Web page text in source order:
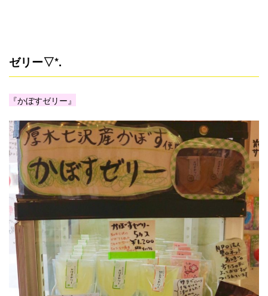
ゼリー▽*.
『かぼすゼリー』